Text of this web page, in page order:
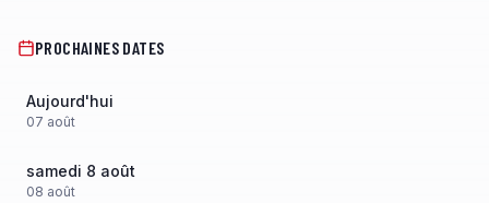
PROCHAINES DATES
Aujourd'hui
07 août
samedi 8 août
08 août